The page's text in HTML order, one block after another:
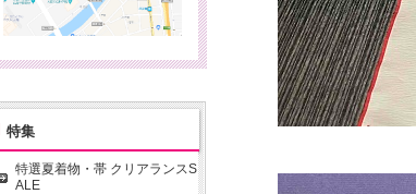
特集
特選夏着物・帯 クリアランスS
ALE